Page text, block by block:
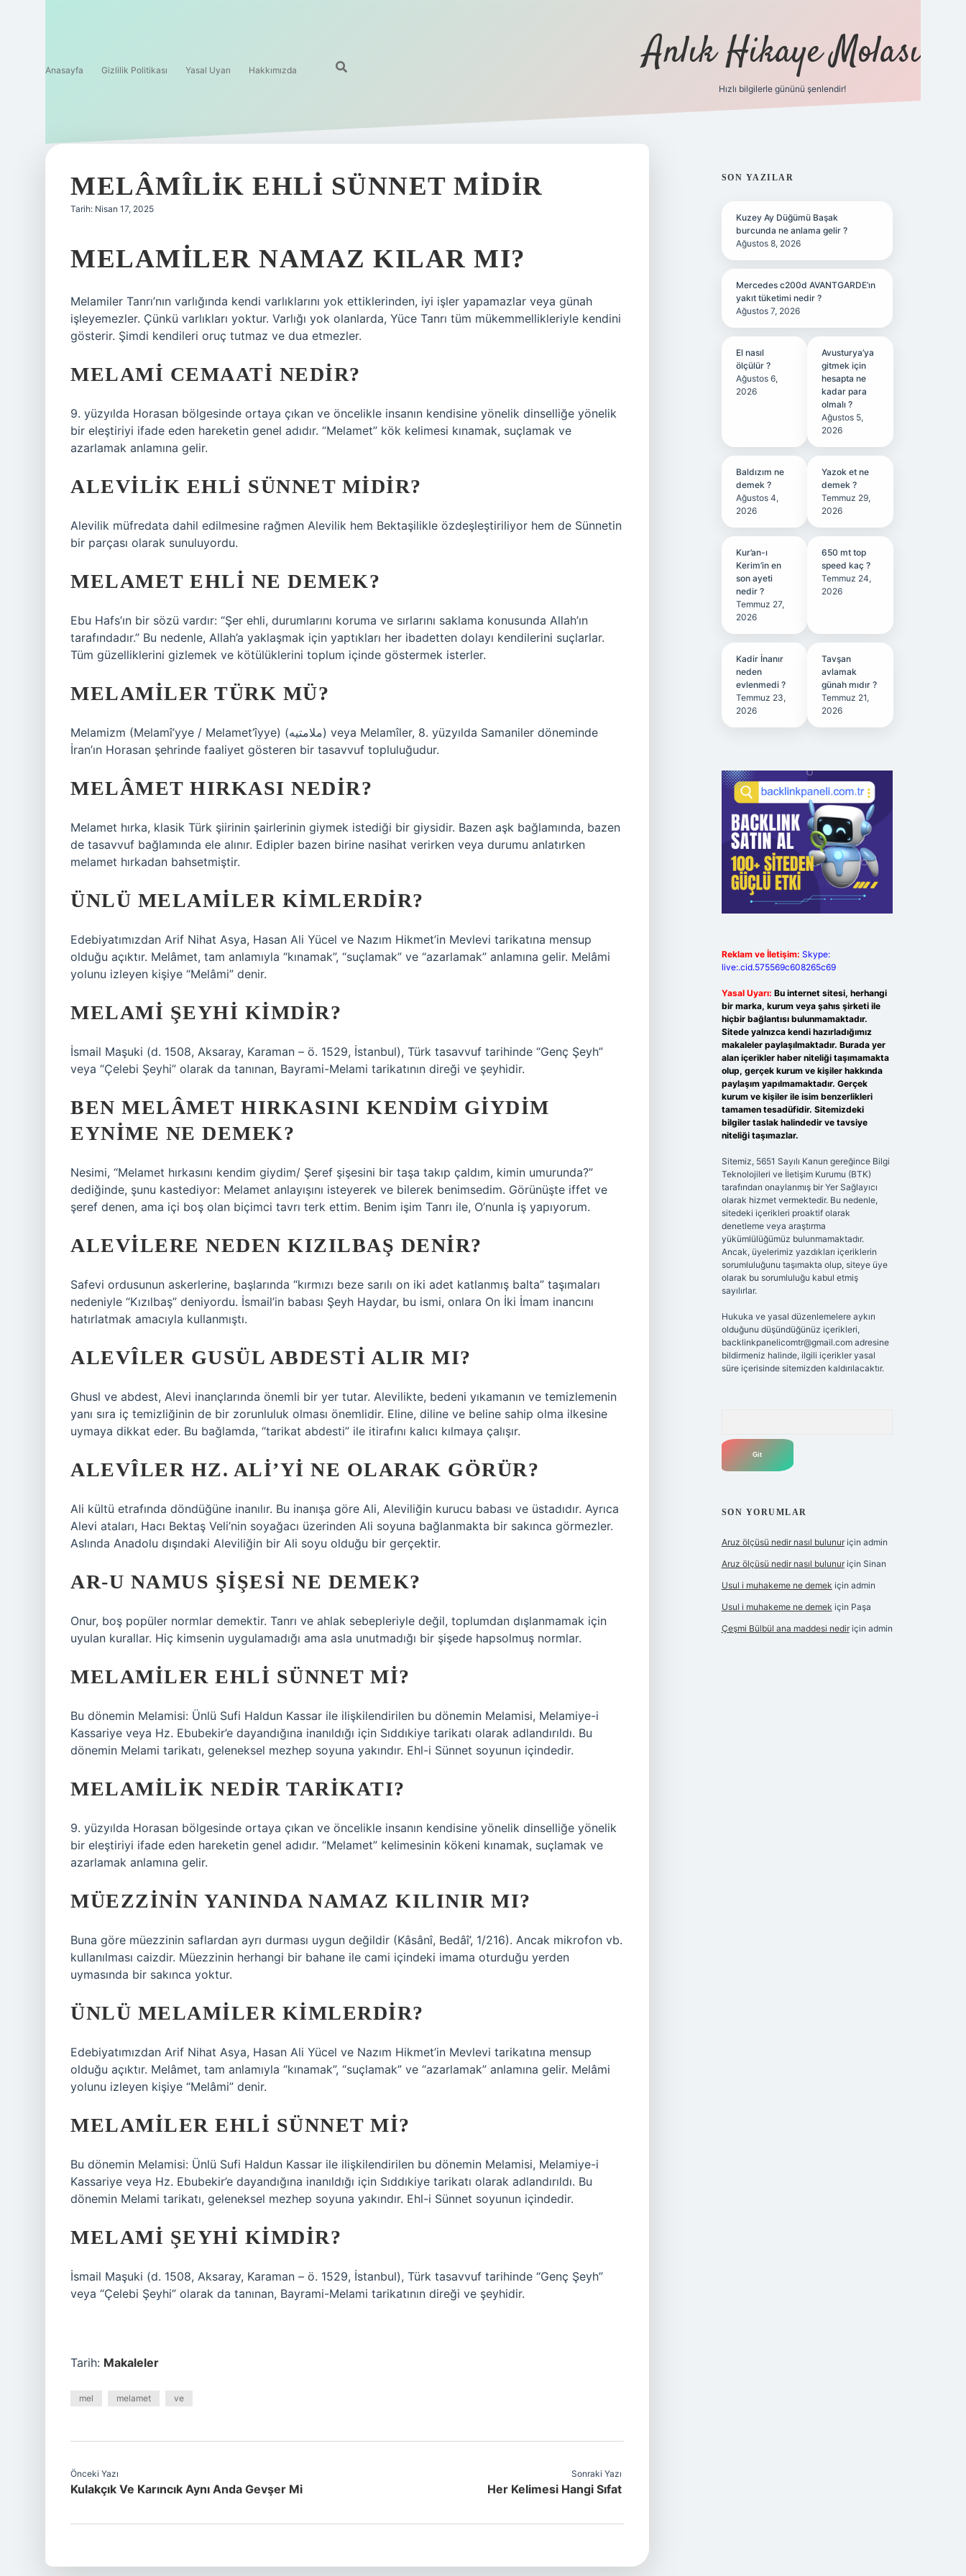
Anasayfa Gizlilik Politikası Yasal Uyarı Hakkımızda Anlık Hikaye Molası
Hızlı bilgilerle gününü şenlendir!
MELÂMÎLIK EHLI SÜNNET MIDIR
Tarih: Nisan 17, 2025
MELAMILER NAMAZ KILAR MI?
Melamiler Tanrı’nın varlığında kendi varlıklarını yok ettiklerinden, iyi işler yapamazlar veya günah
işleyemezler. Çünkü varlıkları yoktur. Varlığı yok olanlarda, Yüce Tanrı tüm mükemmellikleriyle kendini
gösterir. Şimdi kendileri oruç tutmaz ve dua etmezler.
MELAMI CEMAATI NEDIR?
9. yüzyılda Horasan bölgesinde ortaya çıkan ve öncelikle insanın kendisine yönelik dinselliğe yönelik
bir eleştiriyi ifade eden hareketin genel adıdır. “Melamet” kök kelimesi kınamak, suçlamak ve
azarlamak anlamına gelir.
ALEVILIK EHLI SÜNNET MIDIR?
Alevilik müfredata dahil edilmesine rağmen Alevilik hem Bektaşilikle özdeşleştiriliyor hem de Sünnetin
bir parçası olarak sunuluyordu.
MELAMET EHLI NE DEMEK?
Ebu Hafs’ın bir sözü vardır: “Şer ehli, durumlarını koruma ve sırlarını saklama konusunda Allah’ın
tarafındadır.” Bu nedenle, Allah’a yaklaşmak için yaptıkları her ibadetten dolayı kendilerini suçlarlar.
Tüm güzelliklerini gizlemek ve kötülüklerini toplum içinde göstermek isterler.
MELAMILER TÜRK MÜ?
Melamizm (Melamî’yye / Melamet’îyye) (ملامتيه) veya Melamîler, 8. yüzyılda Samaniler döneminde
İran’ın Horasan şehrinde faaliyet gösteren bir tasavvuf topluluğudur.
MELÂMET HIRKASI NEDIR?
Melamet hırka, klasik Türk şiirinin şairlerinin giymek istediği bir giysidir. Bazen aşk bağlamında, bazen
de tasavvuf bağlamında ele alınır. Edipler bazen birine nasihat verirken veya durumu anlatırken
melamet hırkadan bahsetmiştir.
ÜNLÜ MELAMILER KIMLERDIR?
Edebiyatımızdan Arif Nihat Asya, Hasan Ali Yücel ve Nazım Hikmet’in Mevlevi tarikatına mensup
olduğu açıktır. Melâmet, tam anlamıyla “kınamak”, “suçlamak” ve “azarlamak” anlamına gelir. Melâmi
yolunu izleyen kişiye “Melâmi” denir.
MELAMI ŞEYHI KIMDIR?
İsmail Maşuki (d. 1508, Aksaray, Karaman – ö. 1529, İstanbul), Türk tasavvuf tarihinde “Genç Şeyh”
veya “Çelebi Şeyhi” olarak da tanınan, Bayrami-Melami tarikatının direği ve şeyhidir.
BEN MELÂMET HIRKASINI KENDIM GIYDIM
EYNIME NE DEMEK?
Nesimi, “Melamet hırkasını kendim giydim/ Şeref şişesini bir taşa takıp çaldım, kimin umurunda?”
dediğinde, şunu kastediyor: Melamet anlayışını isteyerek ve bilerek benimsedim. Görünüşte iffet ve
şeref denen, ama içi boş olan biçimci tavrı terk ettim. Benim işim Tanrı ile, O’nunla iş yapıyorum.
ALEVILERE NEDEN KIZILBAŞ DENIR?
Safevi ordusunun askerlerine, başlarında “kırmızı beze sarılı on iki adet katlanmış balta” taşımaları
nedeniyle “Kızılbaş” deniyordu. İsmail’in babası Şeyh Haydar, bu ismi, onlara On İki İmam inancını
hatırlatmak amacıyla kullanmıştı.
ALEVÎLER GUSÜL ABDESTI ALIR MI?
Ghusl ve abdest, Alevi inançlarında önemli bir yer tutar. Alevilikte, bedeni yıkamanın ve temizlemenin
yanı sıra iç temizliğinin de bir zorunluluk olması önemlidir. Eline, diline ve beline sahip olma ilkesine
uymaya dikkat eder. Bu bağlamda, “tarikat abdesti” ile itirafını kalıcı kılmaya çalışır.
ALEVÎLER HZ. ALI’YI NE OLARAK GÖRÜR?
Ali kültü etrafında döndüğüne inanılır. Bu inanışa göre Ali, Aleviliğin kurucu babası ve üstadıdır. Ayrıca
Alevi ataları, Hacı Bektaş Veli’nin soyağacı üzerinden Ali soyuna bağlanmakta bir sakınca görmezler.
Aslında Anadolu dışındaki Aleviliğin bir Ali soyu olduğu bir gerçektir.
AR-U NAMUS ŞIŞESI NE DEMEK?
Onur, boş popüler normlar demektir. Tanrı ve ahlak sebepleriyle değil, toplumdan dışlanmamak için
uyulan kurallar. Hiç kimsenin uygulamadığı ama asla unutmadığı bir şişede hapsolmuş normlar.
MELAMILER EHLI SÜNNET MI?
Bu dönemin Melamisi: Ünlü Sufi Haldun Kassar ile ilişkilendirilen bu dönemin Melamisi, Melamiye-i
Kassariye veya Hz. Ebubekir’e dayandığına inanıldığı için Sıddıkiye tarikatı olarak adlandırıldı. Bu
dönemin Melami tarikatı, geleneksel mezhep soyuna yakındır. Ehl-i Sünnet soyunun içindedir.
MELAMILIK NEDIR TARIKATI?
9. yüzyılda Horasan bölgesinde ortaya çıkan ve öncelikle insanın kendisine yönelik dinselliğe yönelik
bir eleştiriyi ifade eden hareketin genel adıdır. “Melamet” kelimesinin kökeni kınamak, suçlamak ve
azarlamak anlamına gelir.
MÜEZZININ YANINDA NAMAZ KILINIR MI?
Buna göre müezzinin saflardan ayrı durması uygun değildir (Kâsânî, Bedâî’, 1/216). Ancak mikrofon vb.
kullanılması caizdir. Müezzinin herhangi bir bahane ile cami içindeki imama oturduğu yerden
uymasında bir sakınca yoktur.
ÜNLÜ MELAMILER KIMLERDIR?
Edebiyatımızdan Arif Nihat Asya, Hasan Ali Yücel ve Nazım Hikmet’in Mevlevi tarikatına mensup
olduğu açıktır. Melâmet, tam anlamıyla “kınamak”, “suçlamak” ve “azarlamak” anlamına gelir. Melâmi
yolunu izleyen kişiye “Melâmi” denir.
MELAMILER EHLI SÜNNET MI?
Bu dönemin Melamisi: Ünlü Sufi Haldun Kassar ile ilişkilendirilen bu dönemin Melamisi, Melamiye-i
Kassariye veya Hz. Ebubekir’e dayandığına inanıldığı için Sıddıkiye tarikatı olarak adlandırıldı. Bu
dönemin Melami tarikatı, geleneksel mezhep soyuna yakındır. Ehl-i Sünnet soyunun içindedir.
MELAMI ŞEYHI KIMDIR?
İsmail Maşuki (d. 1508, Aksaray, Karaman – ö. 1529, İstanbul), Türk tasavvuf tarihinde “Genç Şeyh”
veya “Çelebi Şeyhi” olarak da tanınan, Bayrami-Melami tarikatının direği ve şeyhidir.
Tarih: Makaleler
mel melamet ve
Önceki Yazı
Kulakçık Ve Karıncık Aynı Anda Gevşer Mi
Sonraki Yazı
Her Kelimesi Hangi Sıfat
SIDEBAR
SON YAZILAR
Kuzey Ay Düğümü Başak
burcunda ne anlama gelir ?
Ağustos 8, 2026
Mercedes c200d AVANTGARDE’ın
yakıt tüketimi nedir ?
Ağustos 7, 2026
El nasıl
ölçülür ?
Ağustos 6,
2026
Avusturya’ya
gitmek için
hesapta ne
kadar para
olmalı ?
Ağustos 5,
2026
Baldızım ne
demek ?
Ağustos 4,
2026
Yazok et ne
demek ?
Temmuz 29,
2026
Kur’an-ı
Kerim’in en
son ayeti
nedir ?
Temmuz 27,
2026
650 mt top
speed kaç ?
Temmuz 24,
2026
Kadir İnanır
neden
evlenmedi ?
Temmuz 23,
2026
Tavşan
avlamak
günah mıdır ?
Temmuz 21,
2026
Reklam ve İletişim: Skype:
live:.cid.575569c608265c69
Yasal Uyarı: Bu internet sitesi, herhangi
bir marka, kurum veya şahıs şirketi ile
hiçbir bağlantısı bulunmamaktadır.
Sitede yalnızca kendi hazırladığımız
makaleler paylaşılmaktadır. Burada yer
alan içerikler haber niteliği taşımamakta
olup, gerçek kurum ve kişiler hakkında
paylaşım yapılmamaktadır. Gerçek
kurum ve kişiler ile isim benzerlikleri
tamamen tesadüfidir. Sitemizdeki
bilgiler taslak halindedir ve tavsiye
niteliği taşımazlar.
Sitemiz, 5651 Sayılı Kanun gereğince Bilgi
Teknolojileri ve İletişim Kurumu (BTK)
tarafından onaylanmış bir Yer Sağlayıcı
olarak hizmet vermektedir. Bu nedenle,
sitedeki içerikleri proaktif olarak
denetleme veya araştırma
yükümlülüğümüz bulunmamaktadır.
Ancak, üyelerimiz yazdıkları içeriklerin
sorumluluğunu taşımakta olup, siteye üye
olarak bu sorumluluğu kabul etmiş
sayılırlar.
Hukuka ve yasal düzenlemelere aykırı
olduğunu düşündüğünüz içerikleri,
backlinkpanelicomtr@gmail.comadresine
bildirmeniz halinde, ilgili içerikler yasal
süre içerisinde sitemizden kaldırılacaktır.
SON YORUMLAR
Aruz ölçüsü nedir nasıl bulunuriçin admin
Aruz ölçüsü nedir nasıl bulunuriçin Sinan
Usul i muhakeme ne demek için admin
Usul i muhakeme ne demek için Paşa
Çeşmi Bülbül ana maddesi nediriçin admin